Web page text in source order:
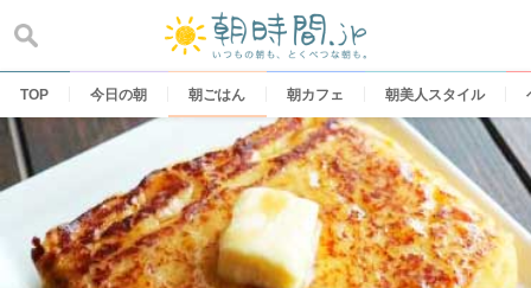
content
TOP 今日の朝 朝ごはん 朝カフェ 朝美人スタイル